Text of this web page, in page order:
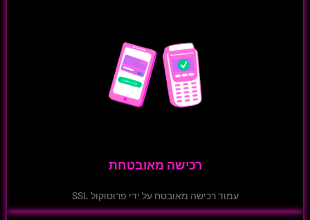
רכישה מאובטחת
עמוד רכישה מאובטח על ידי פרוטוקול SSL